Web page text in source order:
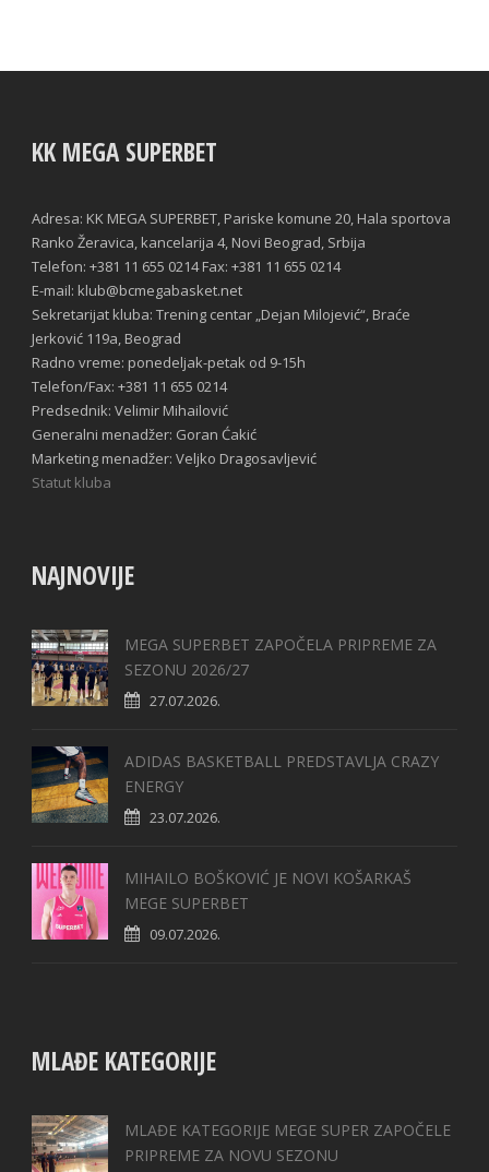
KK MEGA SUPERBET
Adresa: KK MEGA SUPERBET, Pariske komune 20, Hala sportova
Ranko Žeravica, kancelarija 4, Novi Beograd, Srbija
Telefon: +381 11 655 0214 Fax: +381 11 655 0214
E-mail: klub@bcmegabasket.net
Sekretarijat kluba: Trening centar „Dejan Milojević“, Braće
Jerković 119a, Beograd
Radno vreme: ponedeljak-petak od 9-15h
Telefon/Fax: +381 11 655 0214
Predsednik: Velimir Mihailović
Generalni menadžer: Goran Ćakić
Marketing menadžer: Veljko Dragosavljević
Statut kluba
NAJNOVIJE
MEGA SUPERBET ZAPOČELA PRIPREME ZA
SEZONU 2026/27
27.07.2026.
ADIDAS BASKETBALL PREDSTAVLJA CRAZY
ENERGY
23.07.2026.
MIHAILO BOŠKOVIĆ JE NOVI KOŠARKAŠ
MEGE SUPERBET
09.07.2026.
MLAĐE KATEGORIJE
MLAĐE KATEGORIJE MEGE SUPER ZAPOČELE
PRIPREME ZA NOVU SEZONU